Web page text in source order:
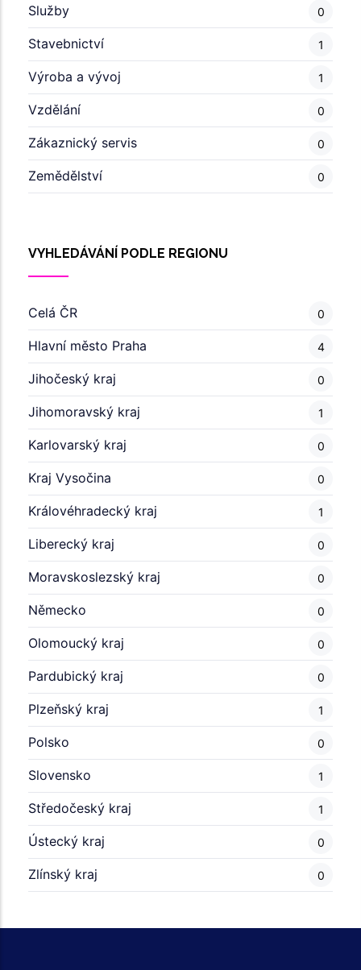
Služby 0
Stavebnictví 1
Výroba a vývoj 1
Vzdělání 0
Zákaznický servis 0
Zemědělství 0
VYHLEDÁVÁNÍ PODLE REGIONU
Celá ČR 0
Hlavní město Praha 4
Jihočeský kraj 0
Jihomoravský kraj 1
Karlovarský kraj 0
Kraj Vysočina 0
Královéhradecký kraj 1
Liberecký kraj 0
Moravskoslezský kraj 0
Německo 0
Olomoucký kraj 0
Pardubický kraj 0
Plzeňský kraj 1
Polsko 0
Slovensko 1
Středočeský kraj 1
Ústecký kraj 0
Zlínský kraj 0